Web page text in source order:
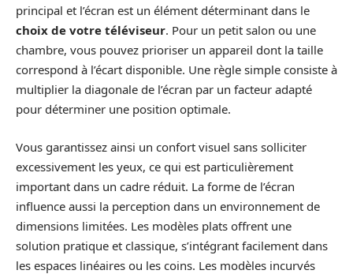
principal et l’écran est un élément déterminant dans le
choix de votre téléviseur. Pour un petit salon ou une
chambre, vous pouvez prioriser un appareil dont la taille
correspond à l’écart disponible. Une règle simple consiste à
multiplier la diagonale de l’écran par un facteur adapté
pour déterminer une position optimale.
Vous garantissez ainsi un confort visuel sans solliciter
excessivement les yeux, ce qui est particulièrement
important dans un cadre réduit. La forme de l’écran
influence aussi la perception dans un environnement de
dimensions limitées. Les modèles plats offrent une
solution pratique et classique, s’intégrant facilement dans
les espaces linéaires ou les coins. Les modèles incurvés